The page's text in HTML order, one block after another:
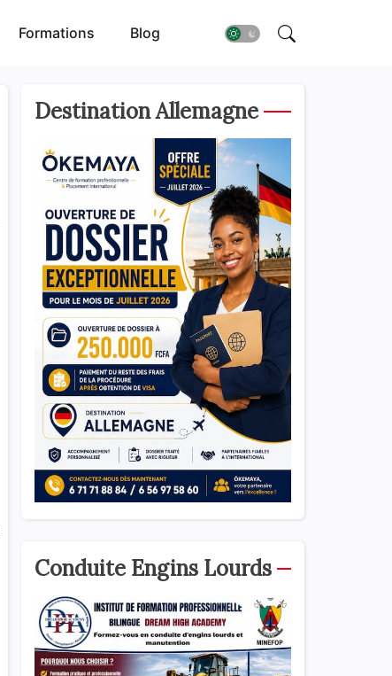
Formations Blog
Destination Allemagne
Conduite Engins Lourds